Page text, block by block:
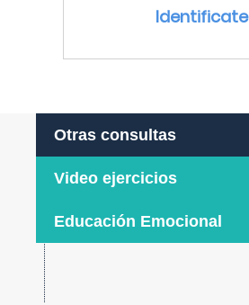
Identificate
Otras consultas
Video ejercicios
Educación Emocional